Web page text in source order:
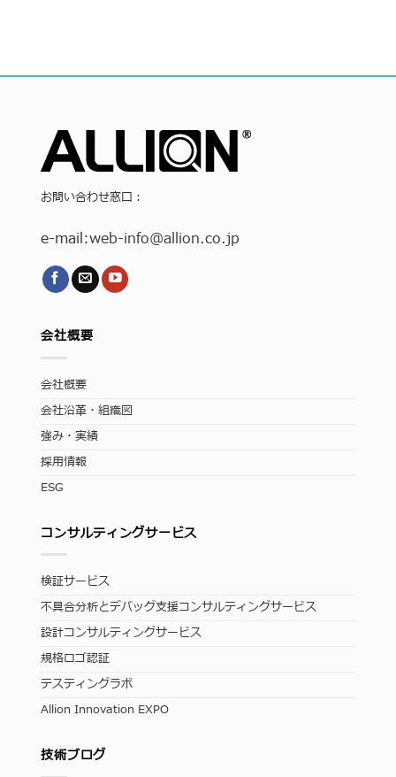
お問い合わせ窓口：
e-mail:web-info@allion.co.jp
会社概要
会社概要
会社沿革・組織図
強み・実績
採用情報
ESG
コンサルティングサービス
検証サービス
不具合分析とデバッグ支援コンサルティングサービス
設計コンサルティングサービス
規格ロゴ認証
テスティングラボ
Allion Innovation EXPO
技術ブログ